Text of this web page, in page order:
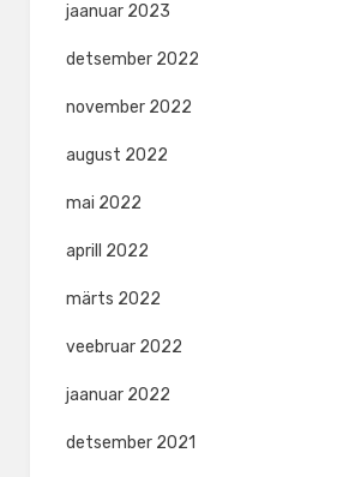
jaanuar 2023
detsember 2022
november 2022
august 2022
mai 2022
aprill 2022
märts 2022
veebruar 2022
jaanuar 2022
detsember 2021